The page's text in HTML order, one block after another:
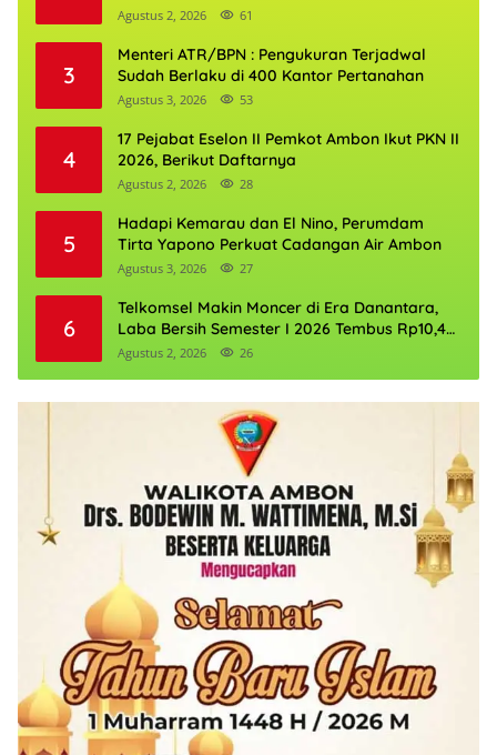
Agustus 2, 2026 61
3
Menteri ATR/BPN : Pengukuran Terjadwal
Sudah Berlaku di 400 Kantor Pertanahan
Agustus 3, 2026 53
4
17 Pejabat Eselon II Pemkot Ambon Ikut PKN II
2026, Berikut Daftarnya
Agustus 2, 2026 28
5
Hadapi Kemarau dan El Nino, Perumdam
Tirta Yapono Perkuat Cadangan Air Ambon
Agustus 3, 2026 27
6
Telkomsel Makin Moncer di Era Danantara,
Laba Bersih Semester I 2026 Tembus Rp10,4
Triliun
Agustus 2, 2026 26